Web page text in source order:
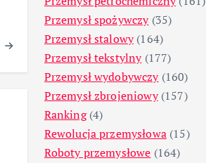
Przemysł spożywczy(35)
Przemysł stalowy(164)
Przemysł tekstylny(177)
Przemysł wydobywczy(160)
Przemysł zbrojeniowy(157)
Ranking(4)
Rewolucja przemysłowa(15)
Roboty przemysłowe (164)